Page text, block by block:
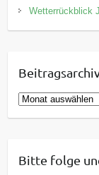
Wetterrückblick
B
e
r
Bitte folge